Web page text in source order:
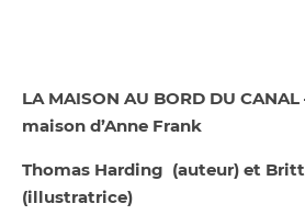
LA MAISON AU BORD DU
maison d’Anne Frank
Thomas Harding (auteur) et
(illustratrice)